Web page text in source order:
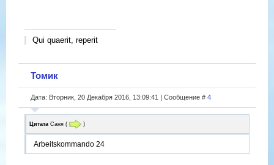
Qui quaerit, reperit
Томик
Дата: Вторник, 20 Декабря 2016, 13:09:41 | Сообщение # 4
Цитата Саня ( )
Arbeitskommando 24